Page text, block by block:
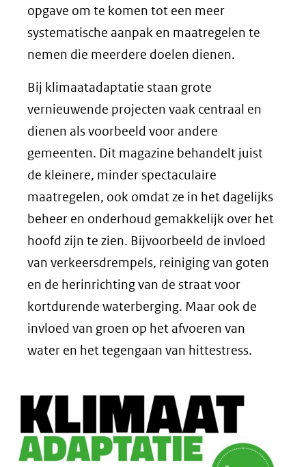
opgave om te komen tot een meer
systematische aanpak en maatregelen te
nemen die meerdere doelen dienen.
Bij klimaatadaptatie staan grote
vernieuwende projecten vaak centraal en
dienen als voorbeeld voor andere
gemeenten. Dit magazine behandelt juist
de kleinere, minder spectaculaire
maatregelen, ook omdat ze in het dagelijks
beheer en onderhoud gemakkelijk over het
hoofd zijn te zien. Bijvoorbeeld de invloed
van verkeersdrempels, reiniging van goten
en de herinrichting van de straat voor
kortdurende waterberging. Maar ook de
invloed van groen op het afvoeren van
water en het tegengaan van hittestress.